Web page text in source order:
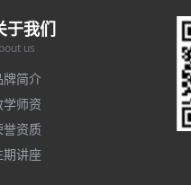
于我们
us
牌简介
学师资
誉资质
期讲座